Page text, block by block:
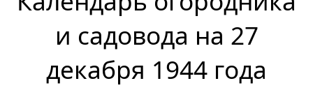
и садовода на 27
декабря 1944 года